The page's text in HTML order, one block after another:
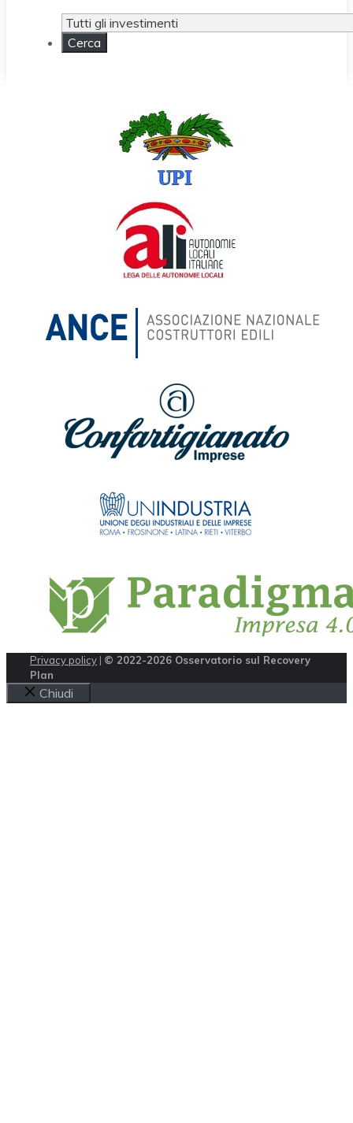
Privacy policy | © 2022-2026 Osservatorio sul Recovery
Plan
Chiudi